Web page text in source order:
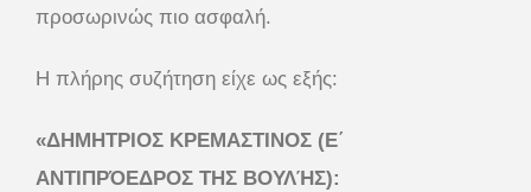
προσωρινώς πιο ασφαλή.
Η πλήρης συζήτηση είχε ως εξής:
«ΔΗΜΗΤΡΙΟΣ ΚΡΕΜΑΣΤΙΝΟΣ (Ε΄
ΑΝΤΙΠΡΌΕΔΡΟΣ ΤΗΣ ΒΟΥΛΉΣ):